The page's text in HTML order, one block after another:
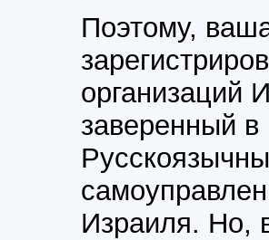
Поэтому,
организаций
заверенный
Израиля. Но,